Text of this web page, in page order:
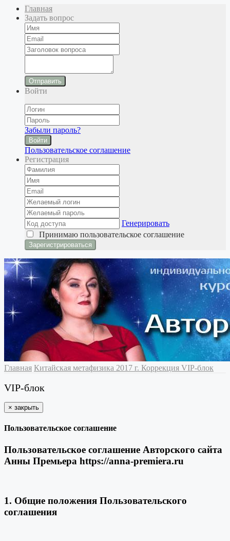
Главная
Задать вопрос
Отправить
Войти
Забыли пароль?
Войти
Пользовательское соглашение
Регистрация
Генерировать
Принимаю пользовательское соглашение
Главная Китайская метафизика 2017 г. Коррекция VIP-блок
VIP-блок
× закрыть
Пользовательское соглашение
Пользовательское соглашение Авторского сайта
Анны Премьера https://anna-premiera.ru
1. Общие положения Пользовательского
соглашения